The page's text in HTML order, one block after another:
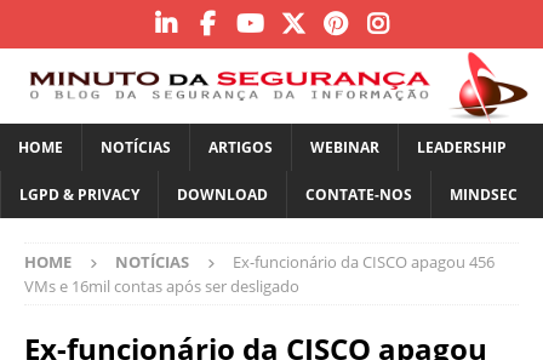
HOME NOTÍCIAS ARTIGOS WEBINAR LEADERSHIP
LGPD & PRIVACY DOWNLOAD CONTATE-NOS MINDSEC
HOME NOTÍCIAS
Ex-funcionário da CISCO apagou 456
VMs e 16mil contas após ser desligado
Ex-funcionário da CISCO apagou